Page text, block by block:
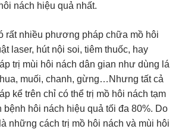
nách hiệu quả nhất.
rất nhiều phương pháp chữa mồ hôi
laser, hút nội soi, tiêm thuốc, hay
trị mùi hôi nách dân gian như dùng lá
muối, chanh, gừng…Nhưng tất cả
kể trên chỉ có thể trị mồ hôi nách tạm
bệnh hôi nách hiệu quả tối đa 80%. Do
những cách trị mồ hôi nách và mùi hôi